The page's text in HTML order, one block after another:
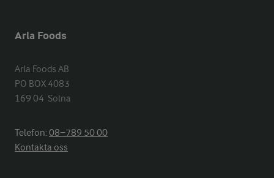
Arla Foods
Arla Foods AB
PO BOX 4083
169 04  Solna
Telefon:08−789 50 00
Kontakta oss